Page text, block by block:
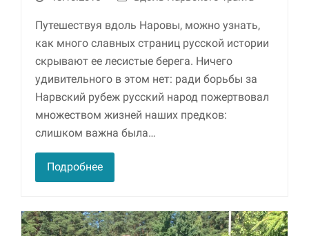
Путешествуя вдоль Наровы, можно узнать,
как много славных страниц русской истории
скрывают ее лесистые берега. Ничего
удивительного в этом нет: ради борьбы за
Нарвский рубеж русский народ пожертвовал
множеством жизней наших предков:
слишком важна была…
Подробнее